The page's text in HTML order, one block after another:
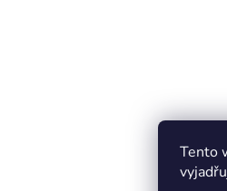
Tento